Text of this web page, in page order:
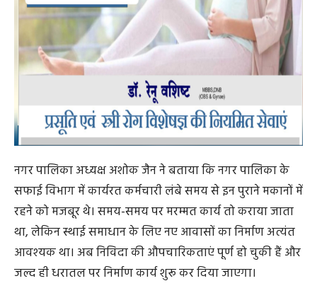
सफाई कर्मियों को मिलेगी राहत